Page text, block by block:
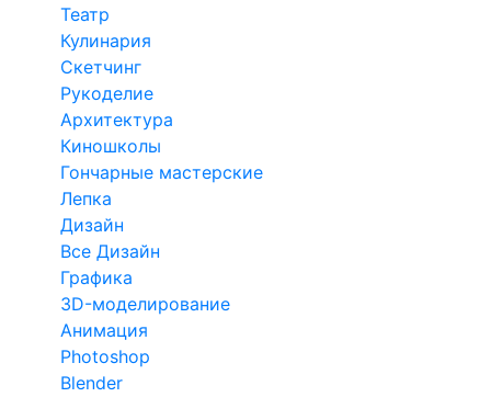
Театр
Кулинария
Скетчинг
Рукоделие
Архитектура
Киношколы
Гончарные мастерские
Лепка
Дизайн
Все Дизайн
Графика
3D-моделирование
Анимация
Photoshop
Blender